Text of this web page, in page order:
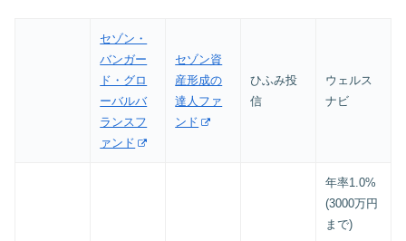
セゾン・
バンガー
ド・グロ
ーバルバ
ランスフ
ァンド
セゾン資
産形成の
達人ファ
ンド
ひふみ投
信
ウェルス
ナビ
年率1.0%
(3000万円
まで)